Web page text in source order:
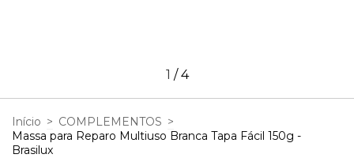
1 /4
Início > COMPLEMENTOS >
Massa para Reparo Multiuso Branca Tapa Fácil 150g -
Brasilux